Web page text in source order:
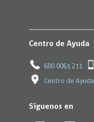
Centro de Ayuda
600 0061 211
Centro de Ayuda
Síguenos en